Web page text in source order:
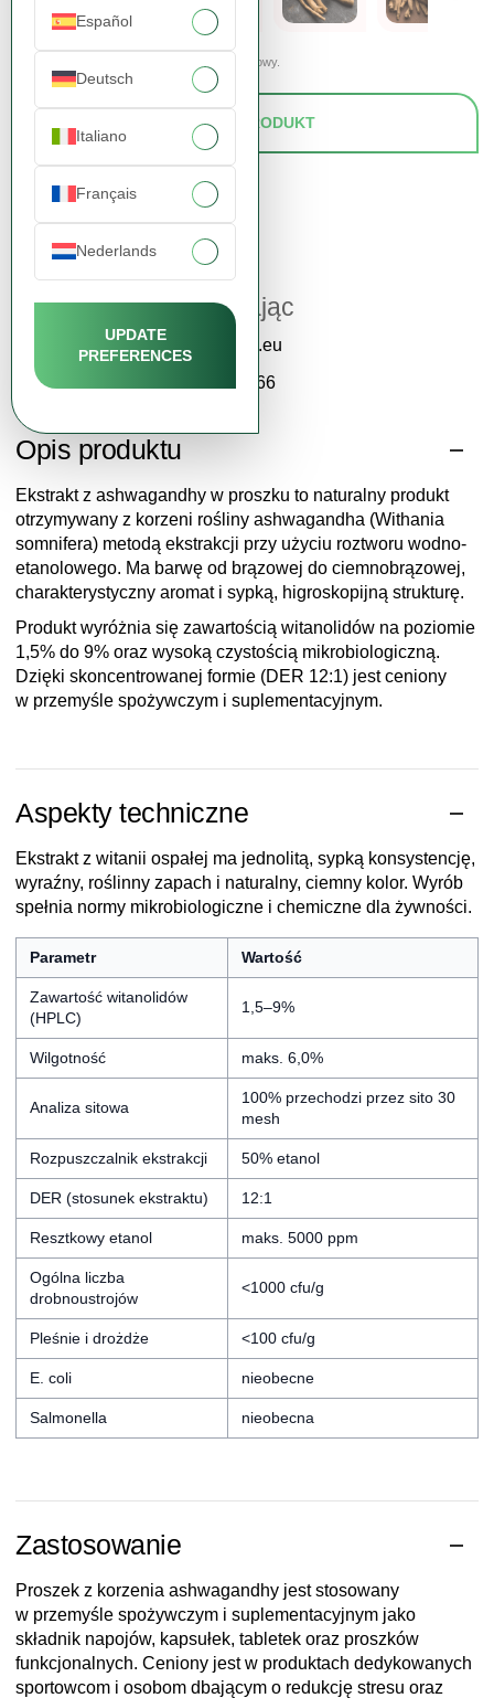
Español
Deutsch
Italiano
Français
Nederlands
UPDATE
PREFERENCES
Opis produktu
Ekstrakt z ashwagandhy w proszku to naturalny produkt
otrzymywany z korzeni rośliny ashwagandha (Withania
somnifera) metodą ekstrakcji przy użyciu roztworu wodno-
etanolowego. Ma barwę od brązowej do ciemnobrązowej,
charakterystyczny aromat i sypką, higroskopijną strukturę.
Produkt wyróżnia się zawartością witanolidów na poziomie
1,5% do 9% oraz wysoką czystością mikrobiologiczną.
Dzięki skoncentrowanej formie (DER 12:1) jest ceniony
w przemyśle spożywczym i suplementacyjnym.
Aspekty techniczne
Ekstrakt z witanii ospałej ma jednolitą, sypką konsystencję,
wyraźny, roślinny zapach i naturalny, ciemny kolor. Wyrób
spełnia normy mikrobiologiczne i chemiczne dla żywności.
Parametr Wartość
Zawartość witanolidów
(HPLC)
1,5–9%
Wilgotność maks. 6,0%
Analiza sitowa
100% przechodzi przez sito 30
mesh
Rozpuszczalnik ekstrakcji 50% etanol
DER (stosunek ekstraktu) 12:1
Resztkowy etanol maks. 5000 ppm
Ogólna liczba
drobnoustrojów
<1000 cfu/g
Pleśnie i drożdże <100 cfu/g
E. coli nieobecne
Salmonella nieobecna
Zastosowanie
Proszek z korzenia ashwagandhy jest stosowany
w przemyśle spożywczym i suplementacyjnym jako
składnik napojów, kapsułek, tabletek oraz proszków
funkcjonalnych. Ceniony jest w produktach dedykowanych
sportowcom i osobom dbającym o redukcję stresu oraz
Prezentowane zdjęcia mają charakter poglądowy.
ZAPYTAJ O PRODUKT
Wsparcie klienta
Katarzyna Zając
contact@fdcm.eu
+48 577 124 466